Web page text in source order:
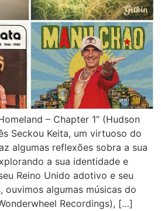
– Chapter 1” (Hudson
Seckou Keita, um virtuoso do
algumas reflexões sobra a sua
a sua identidade e
Reino Unido adotivo e seu
ouvimos algumas músicas do
Recordings), […]